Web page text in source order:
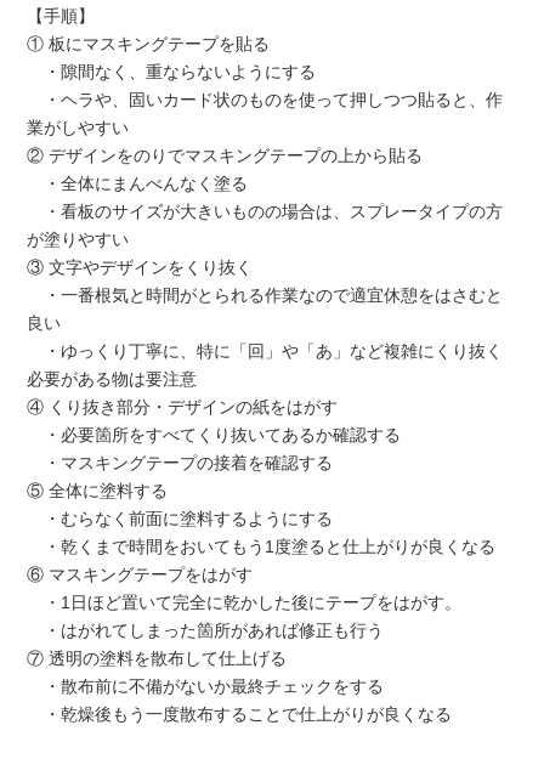
【手順】
① 板にマスキングテープを貼る
・隙間なく、重ならないようにする
・ヘラや、固いカード状のものを使って押しつつ貼ると、作
業がしやすい
② デザインをのりでマスキングテープの上から貼る
・全体にまんべんなく塗る
・看板のサイズが大きいものの場合は、スプレータイプの方
が塗りやすい
③ 文字やデザインをくり抜く
・一番根気と時間がとられる作業なので適宜休憩をはさむと
良い
・ゆっくり丁寧に、特に「回」や「あ」など複雑にくり抜く
必要がある物は要注意
④ くり抜き部分・デザインの紙をはがす
・必要箇所をすべてくり抜いてあるか確認する
・マスキングテープの接着を確認する
⑤ 全体に塗料する
・むらなく前面に塗料するようにする
・乾くまで時間をおいてもう1度塗ると仕上がりが良くなる
⑥ マスキングテープをはがす
・1日ほど置いて完全に乾かした後にテープをはがす。
・はがれてしまった箇所があれば修正も行う
⑦ 透明の塗料を散布して仕上げる
・散布前に不備がないか最終チェックをする
・乾燥後もう一度散布することで仕上がりが良くなる